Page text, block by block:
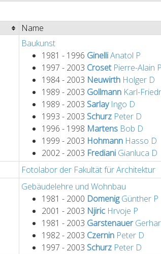
Name
Baukunst
1981 - 1996 GinelliAnatol P
1997 - 2003 CrosetPierre-Alain P
1984 - 2003 Neuwirth Holger D
1989 - 2003 Gollmann Karl-
1989 - 2003 SarlayIngo D
1993 - 2003 Schurz Peter D
1996 - 1998 Martens Bob D
1999 - 2003 Hohmann Hasso D
2002 - 2003 Frediani Gianluca D
Fotolabor der Fakultät für Architektur
Gebäudelehre und Wohnbau
1981 - 2000 DomenigGünther P
2001 - 2003 Njiric Hrvoje P
1981 - 2003 Garstenauer
1982 - 2003 Czernin Peter D
1997 - 2003 Schurz Peter D